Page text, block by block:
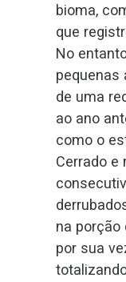
bioma,
que
No
pequenas
de uma
ao ano
como o
Cerrado e
na porção
por sua